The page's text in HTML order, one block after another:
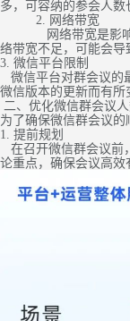
多，可容纳的参会人数
2. 网络带宽
网络带宽是影
络带宽不足，可能会导
3. 微信平台限制
微信平台对群会议的
微信版本的更新而有所
二、优化微信群会议
为了确保微信群会议的
1. 提前规划
在召开微信群会议前
论重点，确保会议高效